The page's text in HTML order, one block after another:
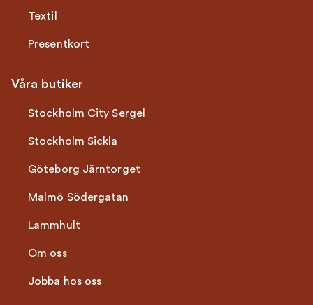
Textil
Presentkort
Våra butiker
Stockholm City Sergel
Stockholm Sickla
Göteborg Järntorget
Malmö Södergatan
Lammhult
Om oss
Jobba hos oss